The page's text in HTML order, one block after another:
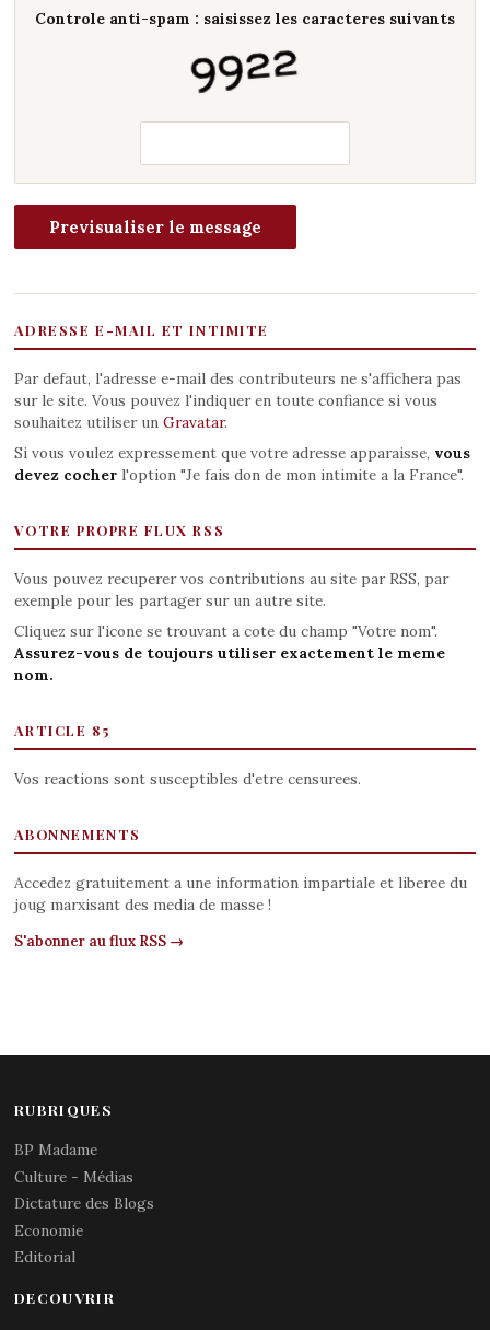
Controle anti-spam : saisissez les caracteres suivants
ADRESSE E-MAIL ET INTIMITE
Par defaut, l'adresse e-mail des contributeurs ne s'affichera pas
sur le site. Vous pouvez l'indiquer en toute confiance si vous
souhaitez utiliser un Gravatar.
Si vous voulez expressement que votre adresse apparaisse, vous
devez cocherl'option "Je fais don de mon intimite a la France".
VOTRE PROPRE FLUX RSS
Vous pouvez recuperer vos contributions au site par RSS, par
exemple pour les partager sur un autre site.
Cliquez sur l'icone se trouvant a cote du champ "Votre nom".
Assurez-vous de toujours utiliser exactement le meme
nom.
ARTICLE 85
Vos reactions sont susceptibles d'etre censurees.
ABONNEMENTS
Accedez gratuitement a une information impartiale et liberee du
joug marxisant des media de masse !
S'abonner au flux RSS →
RUBRIQUES
BP Madame
Culture - Médias
Dictature des Blogs
Economie
Editorial
DECOUVRIR